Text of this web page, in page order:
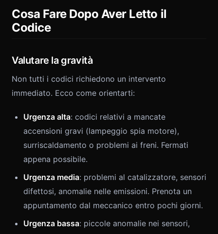
Cosa Fare Dopo Aver Letto il
Codice
Valutare la gravità
Non tutti i codici richiedono un intervento
immediato. Ecco come orientarti:
Urgenza alta: codici relativi a mancate
accensioni gravi (lampeggio spia motore),
surriscaldamento o problemi ai freni. Fermati
appena possibile.
Urgenza media: problemi al catalizzatore, sensori
difettosi, anomalie nelle emissioni. Prenota un
appuntamento dal meccanico entro pochi giorni.
Urgenza bassa: piccole anomalie nei sensori,